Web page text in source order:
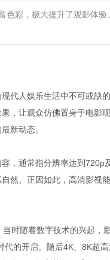
色彩，极大提升了观影体
代人娱乐生活中不可或缺
，让观众仿佛置身于电影
新动态。
，通常指分辨率达到
然。正因如此，高清影视
时随着数字技术的兴起
的开启。随后4K、8K超